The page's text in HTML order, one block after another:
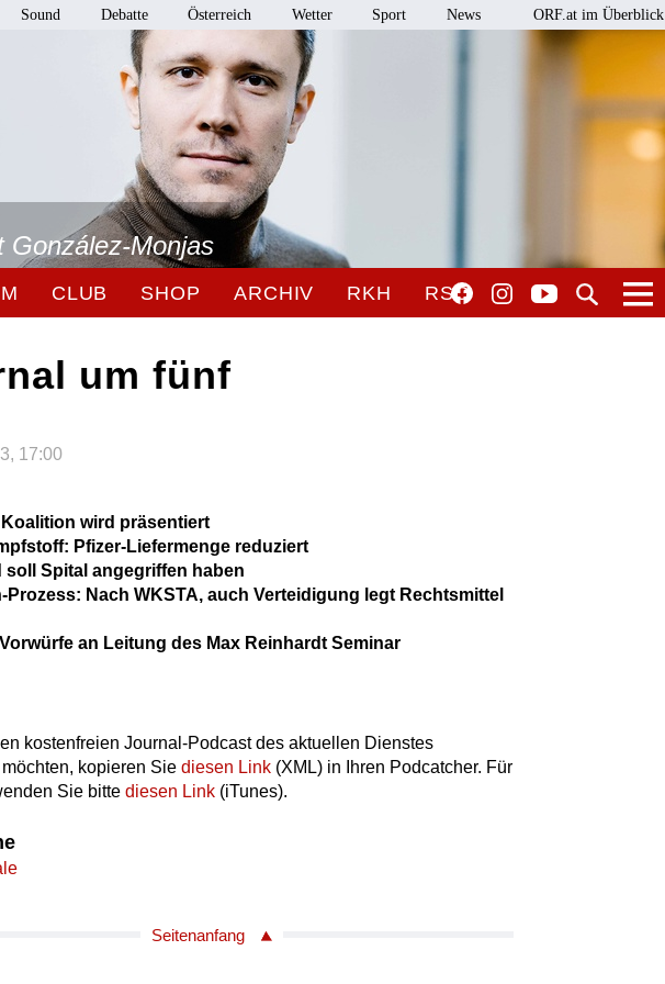
Sound Debatte Österreich Wetter Sport News ORF.at im Überblick
González-Monjas
CLUB SHOP ARCHIV RKH RSO
um fünf
17:00
wird präsentiert
Pfizer-Liefermenge reduziert
soll Spital angegriffen haben
Prozess: Nach WKSTA, auch Verteidigung legt Rechtsmittel
an Leitung des Max Reinhardt Seminar
kostenfreien Journal-Podcast des aktuellen Dienstes
kopieren Siediesen Link (XML) in Ihren Podcatcher. Für
Sie bittediesen Link (iTunes).
Seitenanfang